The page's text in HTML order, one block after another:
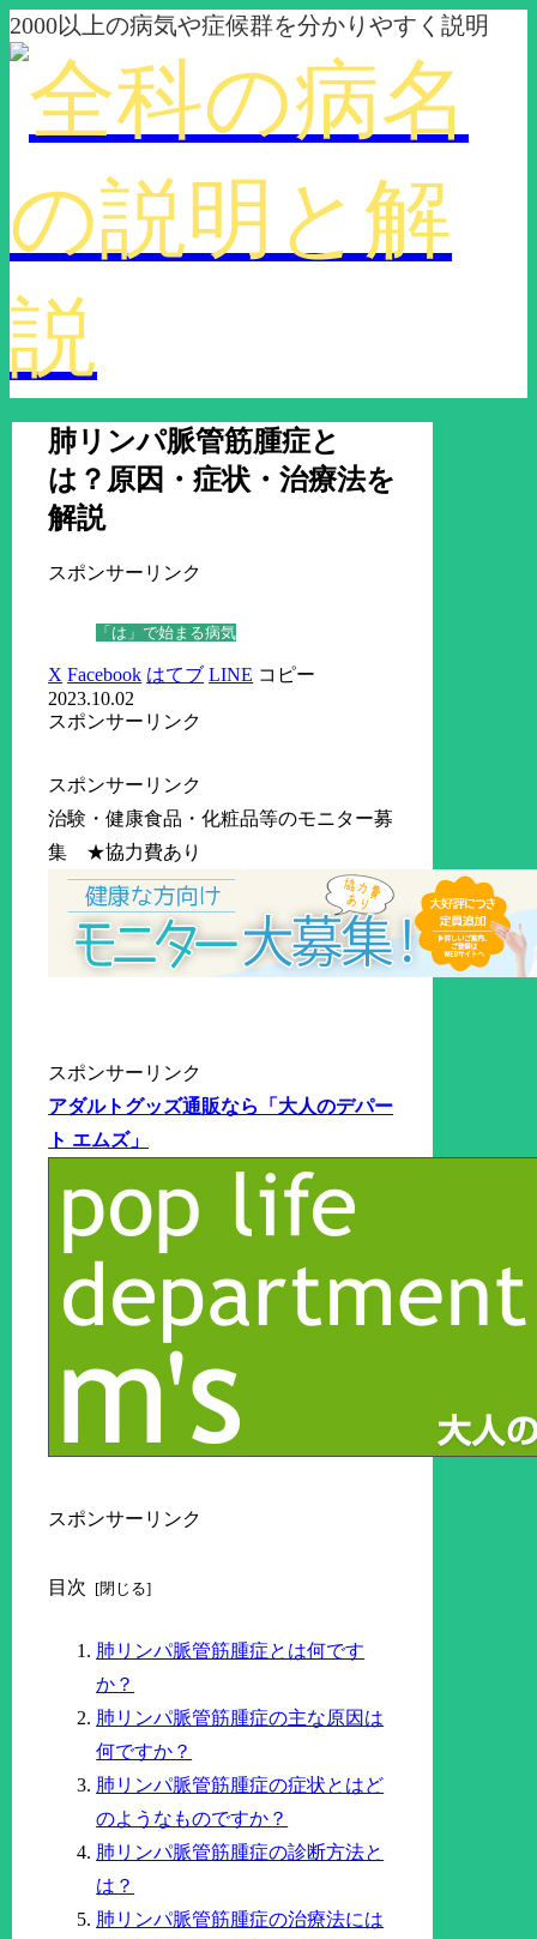
2000以上の病気や症候群を分かりやすく説明
肺リンパ脈管筋腫症と
は？原因・症状・治療法を
解説
スポンサーリンク
「は」で始まる病気
X Facebook はてブ LINE コピー
2023.10.02
スポンサーリンク
スポンサーリンク
治験・健康食品・化粧品等のモニター募
集 ★協力費あり
スポンサーリンク
アダルトグッズ通販なら「大人のデパー
ト エムズ」
スポンサーリンク
目次
肺リンパ脈管筋腫症とは何です
か？
肺リンパ脈管筋腫症の主な原因は
何ですか？
肺リンパ脈管筋腫症の症状とはど
のようなものですか？
肺リンパ脈管筋腫症の診断方法と
は？
肺リンパ脈管筋腫症の治療法には